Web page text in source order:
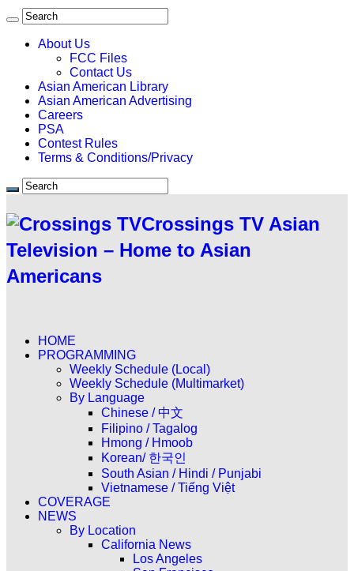
About Us
FCC Files
Contact Us
Asian American Library
Asian American Advertising
Careers
PSA
Contest Rules
Terms & Conditions/Privacy
Crossings TV Asian
Television – Home to Asian
Americans
HOME
PROGRAMMING
Weekly Schedule (Local)
Weekly Schedule (Multimarket)
By Language
Chinese / 中文
Filipino / Tagalog
Hmong / Hmoob
Korean/ 한국인
South Asian / Hindi / Punjabi
Vietnamese / Tiếng Việt
COVERAGE
NEWS
By Location
California News
Los Angeles